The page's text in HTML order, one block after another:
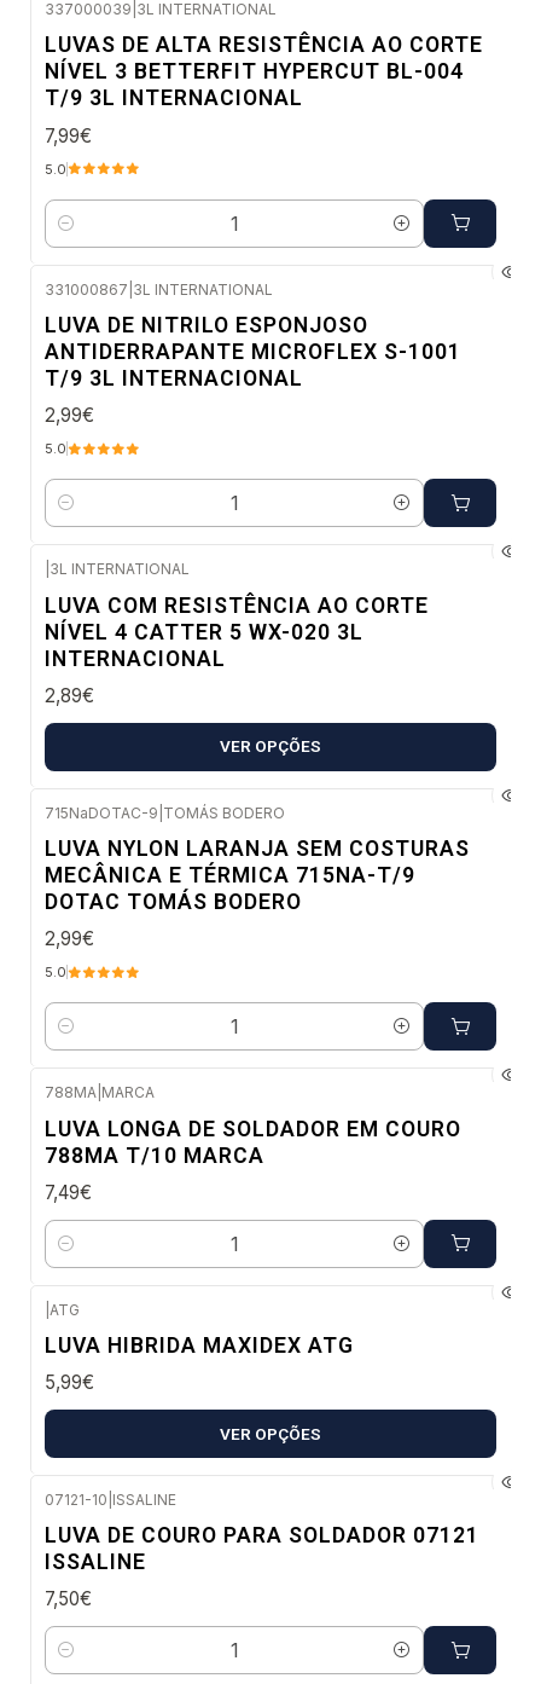
337000039 3L INTERNATIONAL
LUVAS DE ALTA RESISTÊNCIA AO CORTE
NÍVEL 3 BETTERFIT HYPERCUT BL-004
T/9 3L INTERNACIONAL
7,99€
5.0
Quantidade
331000867 3L INTERNATIONAL
LUVA DE NITRILO ESPONJOSO
ANTIDERRAPANTE MICROFLEX S-1001
T/9 3L INTERNACIONAL
2,99€
5.0
Quantidade
3L INTERNATIONAL
LUVA COM RESISTÊNCIA AO CORTE
NÍVEL 4 CATTER 5 WX-020 3L
INTERNACIONAL
2,89€
VER OPÇÕES
715NaDOTAC-9 TOMÁS BODERO
LUVA NYLON LARANJA SEM COSTURAS
MECÂNICA E TÉRMICA 715NA-T/9
DOTAC TOMÁS BODERO
2,99€
5.0
Quantidade
788MA MARCA
LUVA LONGA DE SOLDADOR EM COURO
788MA T/10 MARCA
7,49€
Quantidade
ATG
LUVA HIBRIDA MAXIDEX ATG
5,99€
VER OPÇÕES
07121-10 ISSALINE
LUVA DE COURO PARA SOLDADOR 07121
ISSALINE
7,50€
Quantidade